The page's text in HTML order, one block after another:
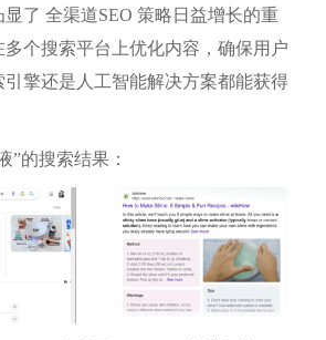
了 全渠道SEO 策略日益增长的重
个搜索平台上优化内容，确保用户
引擎还是人工智能解决方案都能获得
”的搜索结果：